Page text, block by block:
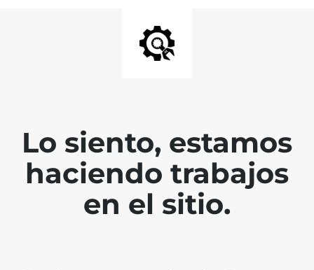
Lo siento, estamos
haciendo trabajos
en el sitio.